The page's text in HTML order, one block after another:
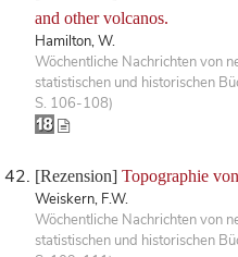
and other volcanos.
Hamilton, W.
Wöchentliche Nachrichten von
statistischen und historischen
S. 106-108)
[Rezension] Topographie
Weiskern, F.W.
Wöchentliche Nachrichten von
statistischen und historischen